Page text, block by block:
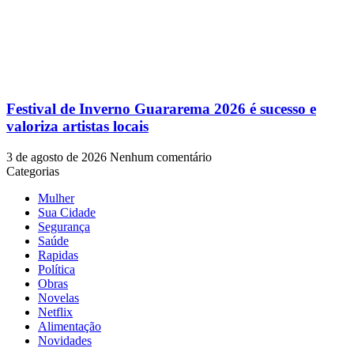
Festival de Inverno Guararema 2026 é sucesso e
valoriza artistas locais
3 de agosto de 2026 Nenhum comentário
Categorias
Mulher
Sua Cidade
Segurança
Saúde
Rapidas
Política
Obras
Novelas
Netflix
Alimentação
Novidades